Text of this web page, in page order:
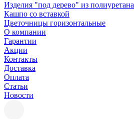
Изделия "под дерево" из полиуретана
Кашпо со вставкой
Цветочницы горизонтальные
О компании
Гарантии
Акции
Контакты
Доставка
Оплата
Статьи
Новости